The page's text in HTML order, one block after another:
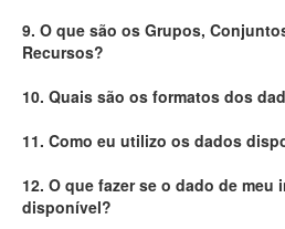
9. O que são os Grupos,
Recursos?
10. Quais são os formatos dos
11. Como eu utilizo os dados
12. O que fazer se o dado de meu
disponível?